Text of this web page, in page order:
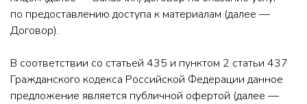
по предоставлению доступа к материалам (далее —
Договор).
В соответствии со статьей 435 и пунктом 2 статьи 437
Гражданского кодекса Российской Федерации данное
предложение является публичной офертой (далее —